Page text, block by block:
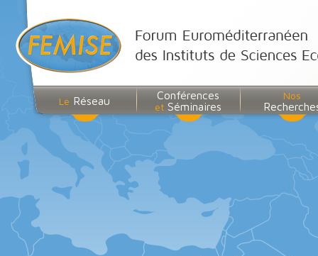
Le Réseau Conférences
et Séminaires
Nos